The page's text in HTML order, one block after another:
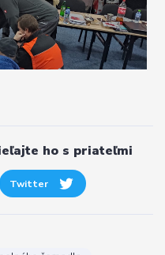
ho s priateľmi
Twitter